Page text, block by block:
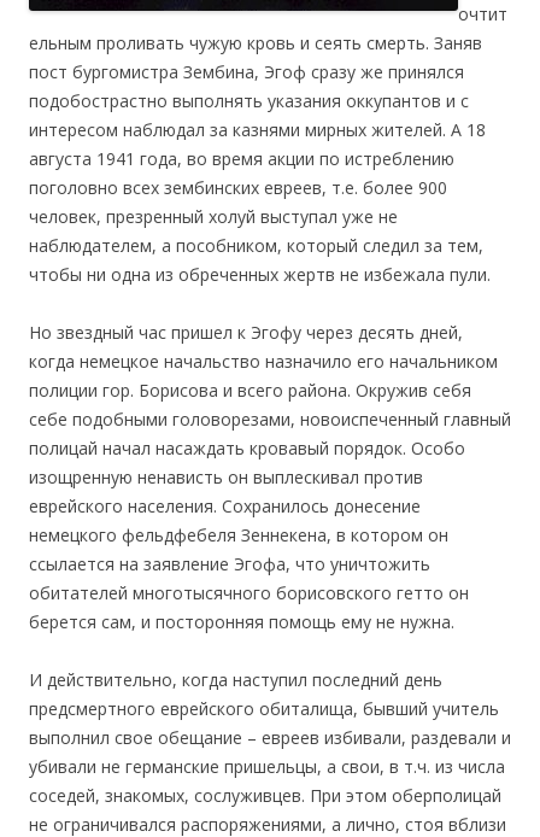
очтит
ельным проливать чужую кровь и сеять смерть. Заняв
пост бургомистра Зембина, Эгоф сразу же принялся
подобострастно выполнять указания оккупантов и с
интересом наблюдал за казнями мирных жителей. А 18
августа 1941 года, во время акции по истреблению
поголовно всех зембинских евреев, т.е. более 900
человек, презренный холуй выступал уже не
наблюдателем, а пособником, который следил за тем,
чтобы ни одна из обреченных жертв не избежала пули.
Но звездный час пришел к Эгофу через десять дней,
когда немецкое начальство назначило его начальником
полиции гор. Борисова и всего района. Окружив себя
себе подобными головорезами, новоиспеченный главный
полицай начал насаждать кровавый порядок. Особо
изощренную ненависть он выплескивал против
еврейского населения. Сохранилось донесение
немецкого фельдфебеля Зеннекена, в котором он
ссылается на заявление Эгофа, что уничтожить
обитателей многотысячного борисовского гетто он
берется сам, и посторонняя помощь ему не нужна.
И действительно, когда наступил последний день
предсмертного еврейского обиталища, бывший учитель
выполнил свое обещание – евреев избивали, раздевали и
убивали не германские пришельцы, а свои, в т.ч. из числа
соседей, знакомых, сослуживцев. При этом оберполицай
не ограничивался распоряжениями, а лично, стоя вблизи